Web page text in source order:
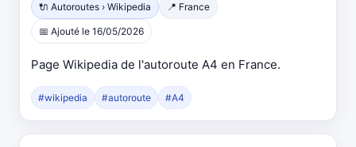
🔌 Autoroutes › Wikipedia 📍 France
📅 Ajouté le 16/05/2026
Page Wikipedia de l'autoroute A4 en France.
#wikipedia #autoroute #A4